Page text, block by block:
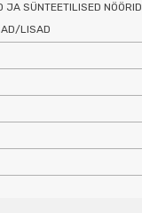
JA SÜNTEETILISED NÖÖRID
LISAD